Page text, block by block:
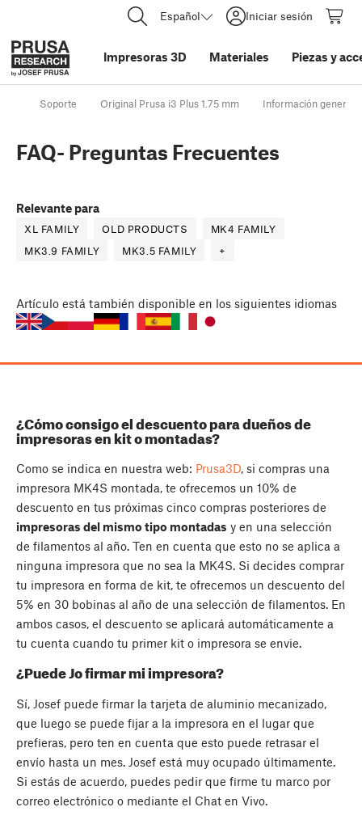
Español Iniciar sesión
Impresoras 3D Materiales Piezas y
Soporte Original Prusa i3 Plus 1.75 mm Información general
FAQ- Preguntas Frecuentes
Relevante para
XL FAMILY OLD PRODUCTS
MK4 FAMILY
MK3.9 FAMILY
MK3.5 FAMILY +
Artículo está también disponible en los siguientes idiomas
¿Cómo consigo el descuento para dueños de
impresoras en kit o montadas?
Como se indica en nuestra web: Prusa3D, si compras una
impresora MK4S montada, te ofrecemos un 10% de
descuento en tus próximas cinco compras posteriores de
impresoras del mismo tipo montadas y en una selección
de filamentos al año. Ten en cuenta que esto no se aplica a
ninguna impresora que no sea la MK4S. Si decides comprar
tu impresora en forma de kit, te ofrecemos un descuento del
5% en 30 bobinas al año de una selección de filamentos. En
ambos casos, el descuento se aplicará automáticamente a
tu cuenta cuando tu primer kit o impresora se envie.
¿Puede Jo firmar mi impresora?
Sí, Josef puede firmar la tarjeta de aluminio mecanizado,
que luego se puede fijar a la impresora en el lugar que
prefieras, pero ten en cuenta que esto puede retrasar el
envío hasta un mes. Josef está muy ocupado últimamente.
Si estás de acuerdo, puedes pedir que firme tu marco por
correo electrónico o mediante el Chat en Vivo.